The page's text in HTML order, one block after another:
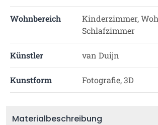
Wohnbereich
Kinderzimmer,
Schlafzimmer
Künstler van Duijn
Kunstform Fotografie, 3D
Materialbeschreibung